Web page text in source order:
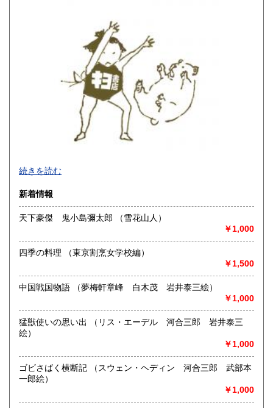
600円
600円 大分県
600円 鹿児島県
600円
最寄駅：名古屋市営地下鉄鶴舞線
営業時間：12:00～18:00
定休日：火曜日定休(仕入れのため不定休となる場合がござい
書籍の買取について
美術関係、建築関係資料等扱っております。
また、江戸期からの古地図、刷り物など、視覚的に当時の様
店頭へのお持ち込み、宅配便でのご送付のいずれも承りま
す。
どうぞお気軽にご相談ください。
取り扱い分野
歴史、社会科学、自然科学、美術工芸、国語国文、古典籍、
近代文献、趣味、サブカルチャー、古書一般（その他）
続きを読む
新着情報
天下豪傑 鬼小島彌太郎 （雪花山人）
￥1,000
四季の料理 （東京割烹女学校編）
￥1,500
中国戦国物語 （夢梅軒章峰 白木茂 岩井泰三絵）
￥1,000
猛獣使いの思い出 （リス・エーデル 河合三郎 岩井泰三
絵）
￥1,000
ゴビさばく横断記 （スウェン・ヘディン 河合三郎 武部本
一郎絵）
￥1,000